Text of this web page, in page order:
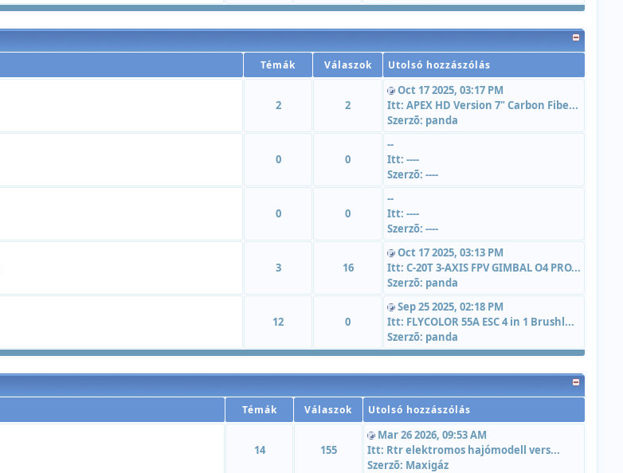
Témák Válaszok Utolsó hozzászólás
2 2
Oct 17 2025, 03:17 PM
Itt: APEX HD Version 7" Carbon Fibe...
Szerzõ: panda
0 0
--
Itt: ----
Szerzõ: ----
0 0
--
Itt: ----
Szerzõ: ----
3 16
Oct 17 2025, 03:13 PM
Itt: C-20T 3-AXIS FPV GIMBAL O4 PRO...
Szerzõ: panda
12 0
Sep 25 2025, 02:18 PM
Itt: FLYCOLOR 55A ESC 4 in 1 Brushl...
Szerzõ: panda
Témák Válaszok Utolsó hozzászólás
14 155
Mar 26 2026, 09:53 AM
Itt: Rtr elektromos hajómodell vers...
Szerzõ: Maxigáz